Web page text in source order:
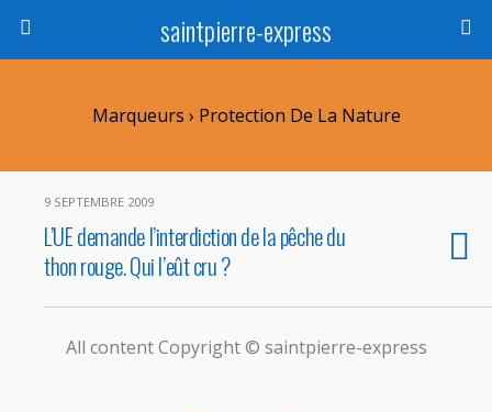
saintpierre-express
Marqueurs › Protection De La Nature
9 SEPTEMBRE 2009
L’UE demande l’interdiction de la pêche du
thon rouge. Qui l’eût cru ?
All content Copyright © saintpierre-express